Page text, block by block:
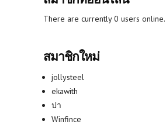
There are currently 0 users online.
สมาชิกใหม่
jollysteel
ekawith
ปา
Winfince